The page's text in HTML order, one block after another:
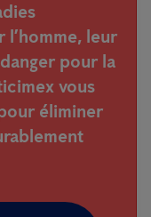
leur
pour la
vous
éliminer